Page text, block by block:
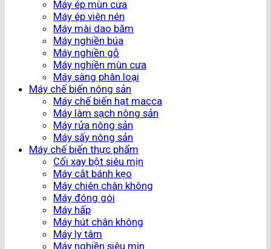
Máy ép mùn cưa
Máy ép viên nén
Máy mài dao băm
Máy nghiền búa
Máy nghiền gỗ
Máy nghiền mùn cưa
Máy sàng phân loại
Máy chế biến nông sản
Máy chế biến hạt macca
Máy làm sạch nông sản
Máy rửa nông sản
Máy sấy nông sản
Máy chế biến thực phẩm
Cối xay bột siêu mịn
Máy cắt bánh kẹo
Máy chiên chân không
Máy đóng gói
Máy hấp
Máy hút chân không
Máy ly tâm
Máy nghiền siêu mịn